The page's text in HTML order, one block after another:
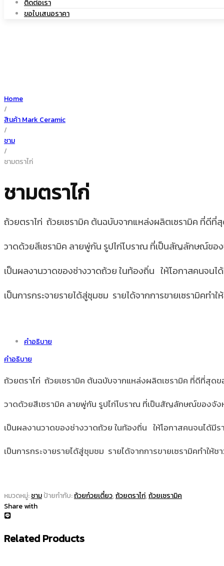
เซรามิค
|
เซรามิค
ติดต่อเรา
ขอใบเสนอราคา
Home
/
สินค้า Mark Ceramic
/
ชาม
/
ชามตราไก่
ชามตราไก่
ถ้วยตราไก่ ถ้วยเซรามิค ต้นฉบับจากแหล่งผลิตเซรามิค ที่ดีที่สุ
วาดด้วยสีเซรามิค ลายพู่กัน รูปไก่โบราณ ที่เป็นสัญลักษณ์ขอ
เป็นผลงานวาดของช่างวาดถ้วย ในท้องถิ่น ให้โอกาสคนจนไ
เป็นการกระจายรายได้สู่ชุมชม รายได้จากการขายเซรามิคทำ
คำอธิบาย
คำอธิบาย
ถ้วยตราไก่ ถ้วยเซรามิค ต้นฉบับจากแหล่งผลิตเซรามิค ที่ดีที่สุดข
วาดด้วยสีเซรามิค ลายพู่กัน รูปไก่โบราณ ที่เป็นสัญลักษณ์ของจัง
เป็นผลงานวาดของช่างวาดถ้วย ในท้องถิ่น ให้โอกาสคนจนได้มีร
เป็นการกระจายรายได้สู่ชุมชม รายได้จากการขายเซรามิคทำให้
หมวดหมู่:ชามป้ายกำกับ:ถ้วยก๋วยเตี๋ยว,ถ้วยตราไก่,ถ้วยเซรามิค
Share with
Related Products